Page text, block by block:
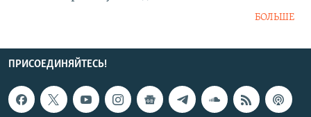
БОЛЬШЕ
ПРИСОЕДИНЯЙТЕСЬ!